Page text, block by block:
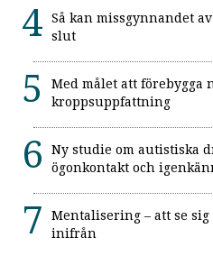
Så kan missgynnandet
slut
Med målet att förebygga
kroppsuppfattning
Ny studie om autistiska
ögonkontakt och
Mentalisering – att se
inifrån